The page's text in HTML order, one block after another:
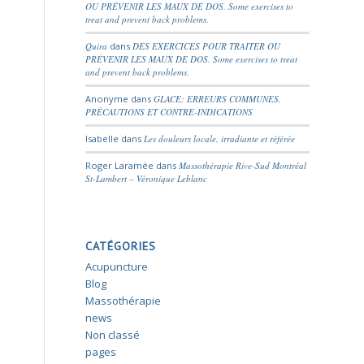
OU PRÉVENIR LES MAUX DE DOS. Some exercises to
treat and prevent back problems.
Quira dans DES EXERCICES POUR TRAITER OU
PRÉVENIR LES MAUX DE DOS. Some exercises to treat
and prevent back problems.
Anonyme dansGLACE: ERREURS COMMUNES,
PRÉCAUTIONS ET CONTRE-INDICATIONS
Isabelle dans Les douleurs locale, irradiante et référée
Roger Laramée dansMassothérapie Rive-Sud Montréal
St-Lambert – Véronique Leblanc
CATÉGORIES
Acupuncture
Blog
Massothérapie
news
Non classé
pages